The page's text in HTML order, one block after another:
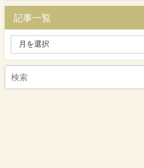
記事一覧